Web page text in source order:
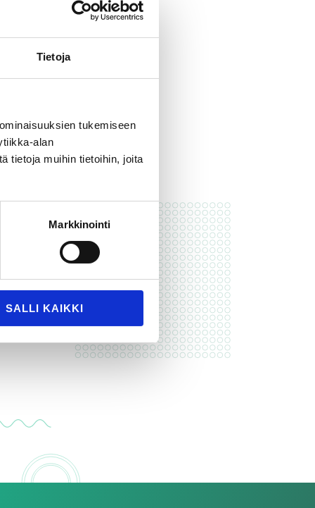
Tietoja
tukemiseen
alan
tietoja muihin tietoihin, joita
Markkinointi
SALLI KAIKKI
huutoa